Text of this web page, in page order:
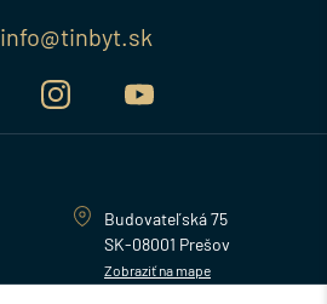
info@tinbyt.sk
Budovateľská 75
SK-08001 Prešov
Zobraziť na mape